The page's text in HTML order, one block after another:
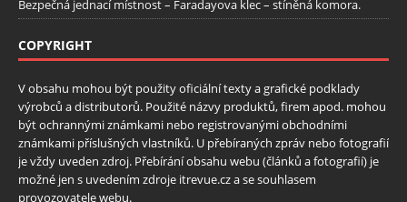
Bezpečná jednací místnost – Faradayova klec – stíněná komora.
COPYRIGHT
V obsahu mohou být použity oficiální texty a grafické podklady
výrobců a distributorů. Použité názvy produktů, firem apod. mohou
být ochrannými známkami nebo registrovanými obchodními
známkami příslušných vlastníků. U přebíraných zpráv nebo fotografií
je vždy uveden zdroj. Přebírání obsahu webu (článků a fotografií) je
možné jen s uvedením zdroje itrevue.cz a se souhlasem
provozovatele webu.